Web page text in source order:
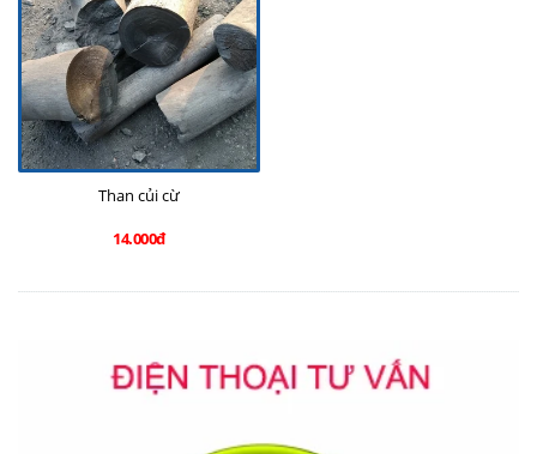
Than củi cừ
14.000đ